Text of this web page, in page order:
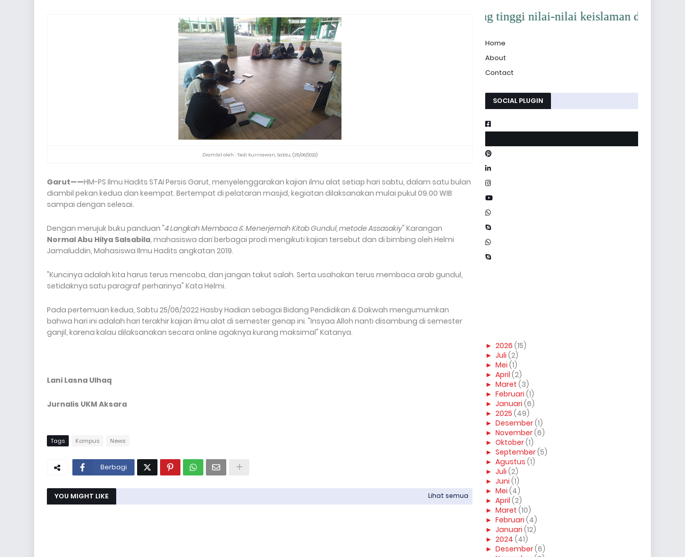
Diambil oleh : Tedi Kurniawan, Sabtu, (25/06/2022)
Garut——HM-PS Ilmu Hadits STAI Persis Garut, menyelenggarakan kajian ilmu alat setiap hari sabtu, dalam satu bulan
diambil pekan kedua dan keempat. Bertempat di pelataran masjid, kegiatan dilaksanakan mulai pukul 09.00 WIB
sampai dengan selesai.
Dengan merujuk buku panduan "4 Langkah Membaca & Menerjemah Kitab Gundul, metode Assasakiy" Karangan
Normal Abu Hilya Salsabila, mahasiswa dari berbagai prodi mengikuti kajian tersebut dan di bimbing oleh Helmi
Jamaluddin, Mahasiswa Ilmu Hadits angkatan 2019.
"Kuncinya adalah kita harus terus mencoba, dan jangan takut salah. Serta usahakan terus membaca arab gundul,
setidaknya satu paragraf perharinya" Kata Helmi.
Pada pertemuan kedua, Sabtu 25/06/2022 Hasby Hadian sebagai Bidang Pendidikan & Dakwah mengumumkan
bahwa hari ini adalah hari terakhir kajian ilmu alat di semester genap ini. "Insyaa Alloh nanti disambung di semester
ganjil, karena kalau dilaksanakan secara online agaknya kurang maksimal" Katanya.
Lani Lasna Ulhaq
Jurnalis UKM Aksara
Tags Kampus News
Berbagi
YOU MIGHT LIKE Lihat semua
Pers Mahasiswa. Visi Aksara yaitu terwujudnya pers mahasiswa yang menjunjung tinggi nilai-nilai keislaman dan jurnalistik
Home
About
Contact
SOCIAL PLUGIN
► 2026 (15)
► Juli (2)
► Mei (1)
► April (2)
► Maret (3)
► Februari (1)
► Januari (6)
► 2025 (49)
► Desember(1)
► November(6)
► Oktober(1)
► September(5)
► Agustus (1)
► Juli (2)
► Juni (1)
► Mei (4)
► April (2)
► Maret (10)
► Februari (4)
► Januari (12)
► 2024 (41)
► Desember(6)